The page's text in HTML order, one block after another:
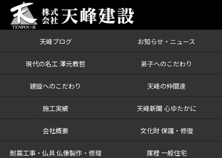
天峰ブログ お知らせ・ニュース
現代の名工 澤元教哲 弟子へのこだわり
建設へのこだわり 天峰の仲間達
施工実績 天峰新聞 心ゆたかに
会社概要 文化財 保護・修復
耐震工事・仏具 仏像製作・修理 庫裡 一般住宅
ブログ 鬼瓦法要